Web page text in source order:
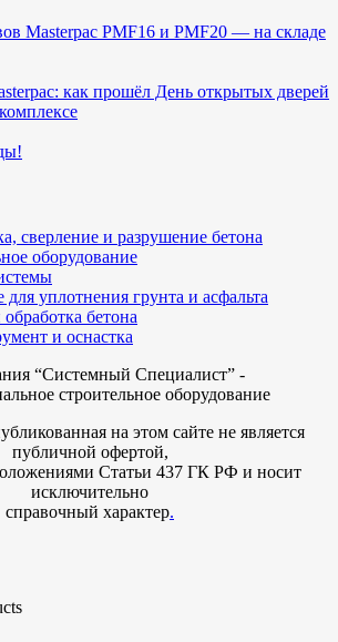
Masterpac PMF16 и PMF20 — на складе
как прошёл День открытых дверей
сверление и разрушение бетона
оборудование
уплотнения грунта и асфальта
бетона
и оснастка
“Системный Специалист” -
строительное оборудование
на этом сайте не является
публичной офертой,
Статьи 437 ГК РФ и носит
исключительно
справочный характер.